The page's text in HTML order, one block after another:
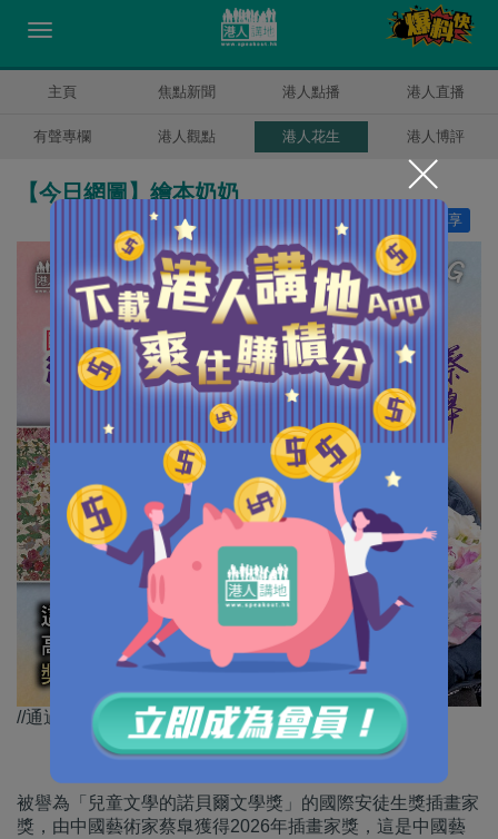
主頁 焦點新聞 港人點播 港人直播
有聲專欄 港人觀點 港人花生 港人博評
【今日網圖】繪本奶奶
分享
讚好
//通過中國插畫，讓世界各地更多兒童了解中國。//
被譽為「兒童文學的諾貝爾文學獎」的國際安徒生獎插畫家
獎，由中國藝術家蔡臯獲得2026年插畫家獎，這是中國藝